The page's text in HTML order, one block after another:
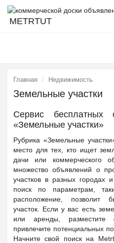
METRTUT
Главная Недвижимость
Земельные участки
Сервис бесплатных
«Земельные участки»
Рубрика «Земельные
место для тех, кто ищет
дачи или коммерческого
множество объявлений о
участков в разных городах
поиск по параметрам,
расположение, позволит
участок. Если у вас есть
или аренды, разместите
привлечите потенциальных
Начните свой поиск на